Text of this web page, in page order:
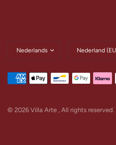
© 2026 Villa Arte , All rights reserved.